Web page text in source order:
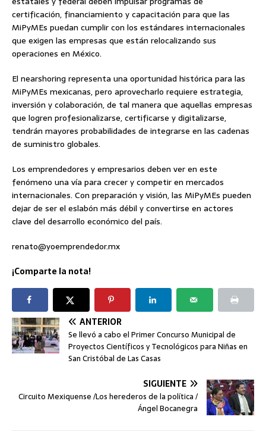
certificación, financiamiento y capacitación para que las
MiPyMEs puedan cumplir con los estándares internacionales
que exigen las empresas que están relocalizando sus
operaciones en México.
El nearshoring representa una oportunidad histórica para las
MiPyMEs mexicanas, pero aprovecharlo requiere estrategia,
inversión y colaboración, de tal manera que aquellas empresas
que logren profesionalizarse, certificarse y digitalizarse,
tendrán mayores probabilidades de integrarse en las cadenas
de suministro globales.
Los emprendedores y empresarios deben ver en este
fenómeno una vía para crecer y competir en mercados
internacionales. Con preparación y visión, las MiPyMEs pueden
dejar de ser el eslabón más débil y convertirse en actores
clave del desarrollo económico del país.
renato@yoemprendedor.mx
¡Comparte la nota!
ANTERIOR
Se llevó a cabo el Primer Concurso Municipal de
Proyectos Científicos y Tecnológicos para Niñas en
San Cristóbal de Las Casas
SIGUIENTE
Circuito Mexiquense /Los herederos de la política /
Ángel Bocanegra